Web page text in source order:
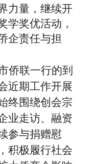
力量， 继续开
学奖优活动 ，
企责任与担
侨联一行的到
近期工作开展
终围绕创会宗
业走访、融资
参与捐赠慰
积极履行社会